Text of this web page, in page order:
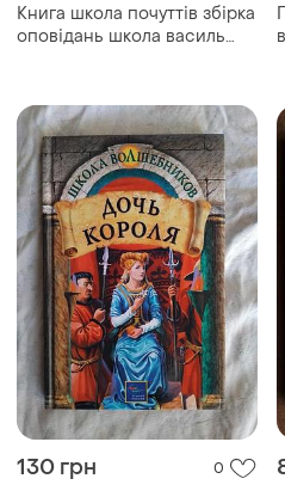
Книга школа почуттів збірка
оповідань школа василь
130 грн 0